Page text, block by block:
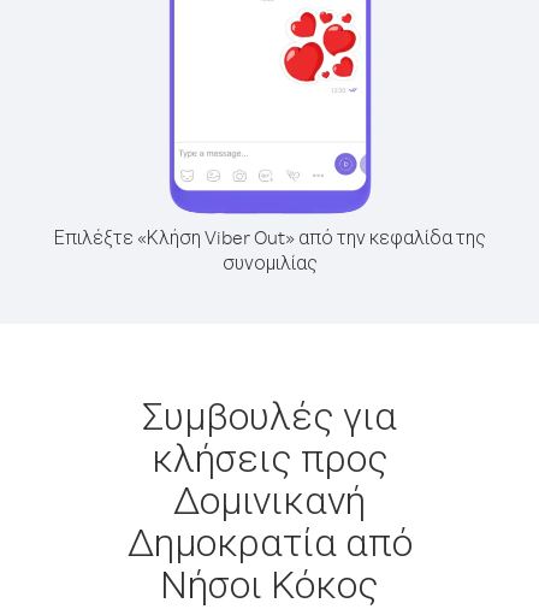
Επιλέξτε «Κλήση Viber Out» από την κεφαλίδα της
συνομιλίας
Συμβουλές για
κλήσεις προς
Δομινικανή
Δημοκρατία από
Νήσοι Κόκος